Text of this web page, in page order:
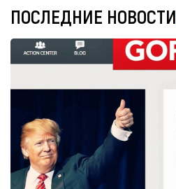
ПОСЛЕДНИЕ НОВОСТИ